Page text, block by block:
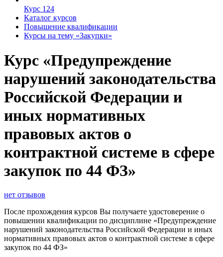
Курс 124
Каталог курсов
Повышение квалификации
Курсы на тему «Закупки»
Курс «Предупреждение
нарушений законодательства
Российской Федерации и
иных нормативных
правовых актов о
контрактной системе в сфере
закупок по 44 ФЗ»
нет отзывов
После прохождения курсов Вы получаете удостоверение о
повышении квалификации по дисциплине «Предупреждение
нарушений законодательства Российской Федерации и иных
нормативных правовых актов о контрактной системе в сфере
закупок по 44 ФЗ»